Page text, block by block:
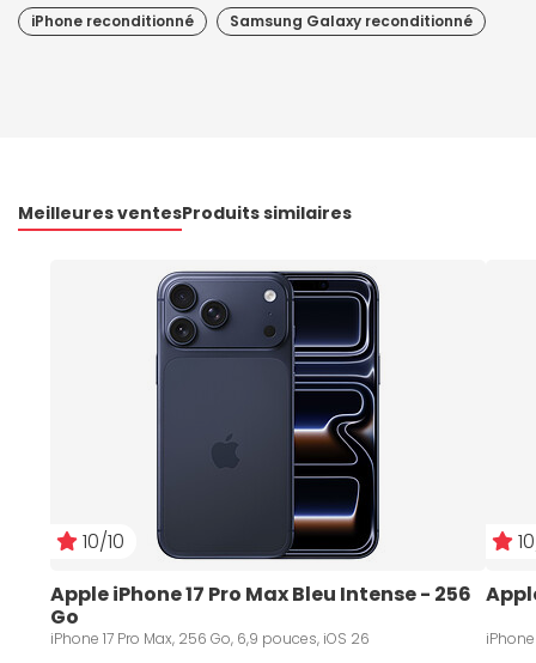
iPhone reconditionné Samsung Galaxy reconditionné
Meilleures ventesProduits similaires
10/10
Apple iPhone 17 Pro Max Bleu Intense - 256
Go
iPhone 17 Pro Max, 256 Go, 6,9 pouces, iOS 26